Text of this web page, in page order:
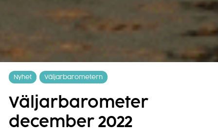
Nyhet Väljarbarometern
Väljarbarometer
december 2022